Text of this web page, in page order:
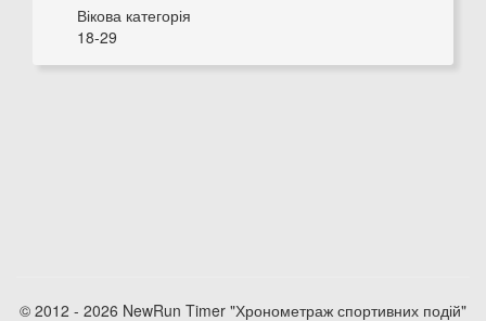
Вікова категорія
18-29
© 2012 - 2026 NewRun Timer "Хронометраж спортивних подій"